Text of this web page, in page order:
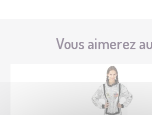
Vous aimerez